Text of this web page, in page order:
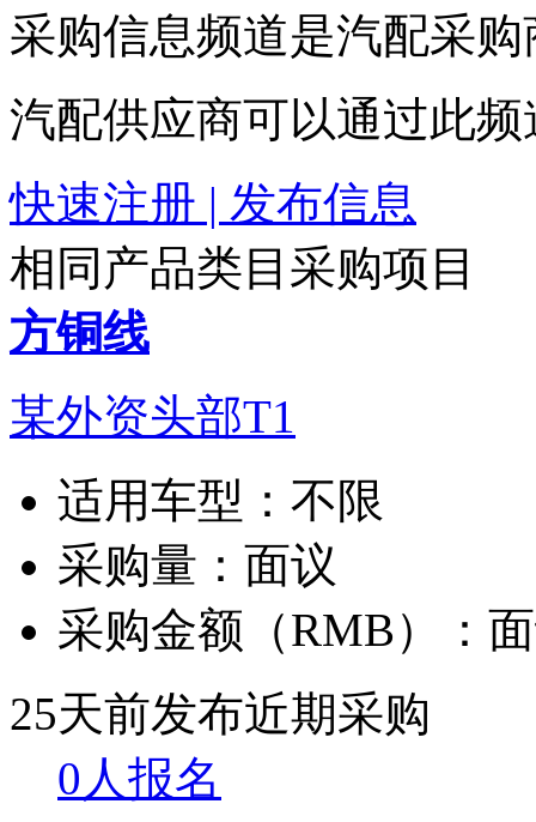
采购信息频道是汽配采
汽配供应商可以通过此
快速注册 | 发布信息
相同产品类目采购项目
方铜线
某外资头部T1
适用车型： 不限
采购量： 面议
采购金额（RMB）：
25天前发布近期采购
0人报名